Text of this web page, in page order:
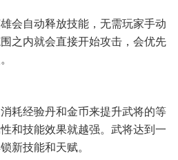
会自动释放技能，无需玩家手动
之内就会直接开始攻击，会优先
耗经验丹和金币来提升武将的等
和技能效果就越强。武将达到一
新技能和天赋。